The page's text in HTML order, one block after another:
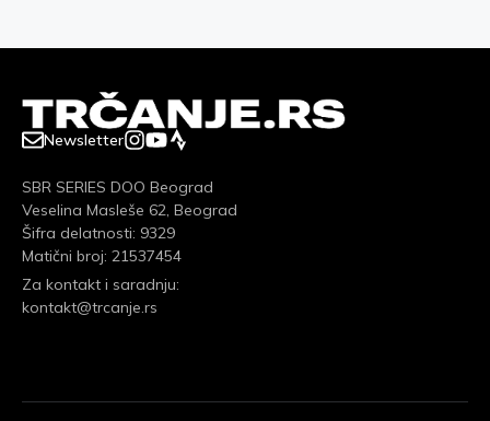
Newsletter
SBR SERIES DOO Beograd
Veselina Masleše 62, Beograd
Šifra delatnosti: 9329
Matični broj: 21537454
Za kontakt i saradnju:
kontakt@trcanje.rs